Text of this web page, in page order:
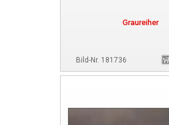
Graureiher
Bild-Nr. 181736